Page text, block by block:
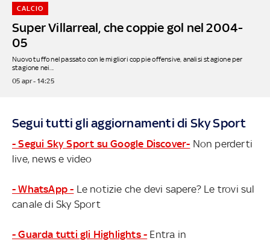
Super Villarreal, che coppie gol nel 2004-
05
CALCIO
Nuovo tuffo nel passato con le migliori coppie offensive, analisi stagione per
stagione nei...
05 apr - 14:25
Segui tutti gli aggiornamenti di Sky Sport
- Segui Sky Sport su Google Discover- Non perderti
live, news e video
- WhatsApp - Le notizie che devi sapere? Le trovi sul
canale di Sky Sport
- Guarda tutti gli Highlights - Entra in